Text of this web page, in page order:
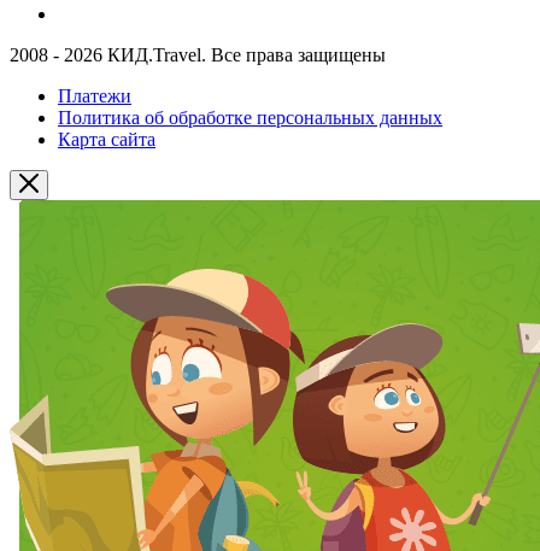
2008 - 2026 КИД.Travel. Все права защищены
Платежи
Политика об обработке персональных данных
Карта сайта